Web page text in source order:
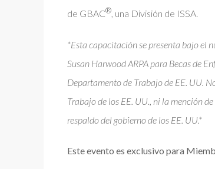
de GBAC®, una División de ISSA.
*Esta capacitación se presenta bajo el
Susan Harwood ARPA para Becas de
Departamento de Trabajo de EE. UU.
Trabajo de los EE. UU., ni la mención
respaldo del gobierno de los EE. UU.*
Este evento es exclusivo para